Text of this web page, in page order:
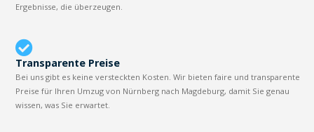
Ergebnisse, die überzeugen.
Transparente Preise
Bei uns gibt es keine versteckten Kosten. Wir bieten faire und transparente
Preise für Ihren Umzug von Nürnberg nach Magdeburg, damit Sie genau
wissen, was Sie erwartet.